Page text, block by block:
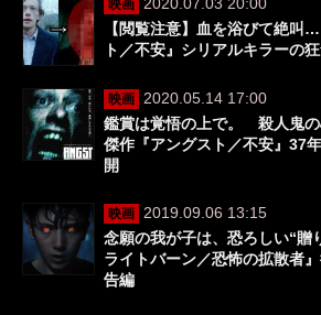
映画
【閲覧注意】血を浴びて絶
ト／不安』シリアルキラーの
映画
2020.05.14 17:00
鑑賞は覚悟の上で。 殺人鬼の
傑作『アングスト／不安』37
開
映画
2019.09.06 13:15
念願の我が子は、恐ろしい“
ライトバーン／恐怖の拡散者
告編